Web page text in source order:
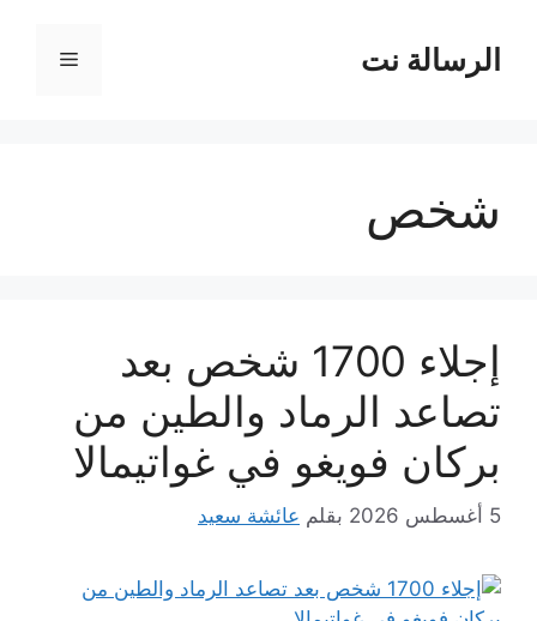
المحتوىالرسالة نت القائمة
شخص
إجلاء 1700 شخص بعد
تصاعد الرماد والطين من
بركان فويغو في غواتيمالا
5 أغسطس 2026 بقلم عائشة سعيد